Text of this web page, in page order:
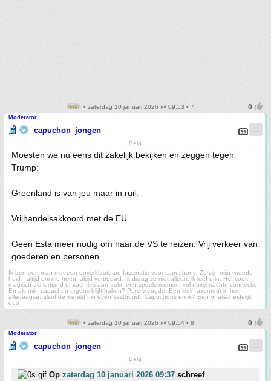
• zaterdag 10 januari 2026 @ 09:53 • 7
Moderator
capuchon_jongen
Belg
Moesten we nu eens dit zakelijk bekijken en zeggen tegen
Trump:
Groenland is van jou maar in ruil:
Vrijhandelsakkoord met de EU
Geen Esta meer nodig om naar de VS te reizen. Vrij verkeer van
goederen en personen.
Ik ben een man met een onverklaarbare fascinatie voor capuchons. Ze zijn mijn tweede
huid—altijd om me heen, altijd vertrouwd. Ik draag ze niet alleen, ik lééf erin. Het voelt
magisch als iemand er zachtjes aan trekt, een speels moment vol onverwachte connectie.
En als mijn capuchon ergens blijft haken? Pure vreugde! Een klein avontuur in het
alledaagse, alsof de wereld me even vasthoudt. Capuchons en ik? Een onafscheidelijk
duo
• zaterdag 10 januari 2026 @ 09:54 • 8
Moderator
capuchon_jongen
Belg
Op zaterdag 10 januari 2026 09:37 schreef